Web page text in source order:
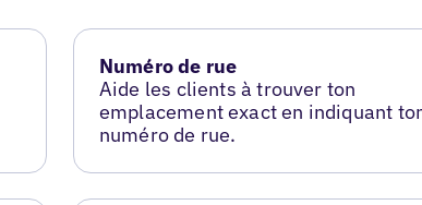
Numéro de rue
Aide les clients à trouver ton
emplacement exact en indiquant
numéro de rue.